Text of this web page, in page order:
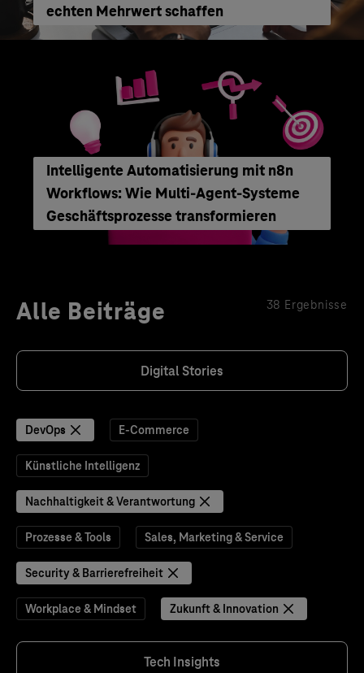
echten Mehrwert schaffen
Intelligente Automatisierung mit n8n
Workflows: Wie Multi-Agent-Systeme
Geschäftsprozesse transformieren
Alle Beiträge 38 Ergebnisse
Digital Stories
DevOps E-Commerce
Künstliche Intelligenz
Nachhaltigkeit & Verantwortung
Prozesse & Tools Sales, Marketing & Service
Security & Barrierefreiheit
Workplace & Mindset Zukunft & Innovation
Tech Insights